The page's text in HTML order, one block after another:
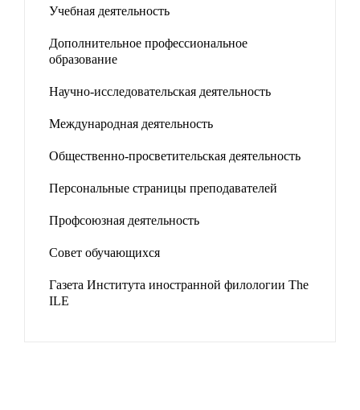
Учебная деятельность
Дополнительное профессиональное
образование
Научно-исследовательская деятельность
Международная деятельность
Общественно-просветительская деятельность
Персональные страницы преподавателей
Профсоюзная деятельность
Совет обучающихся
Газета Института иностранной филологии The
ILE